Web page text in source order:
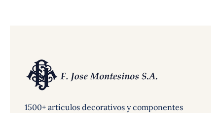
1500+ artículos decorativos y componentes